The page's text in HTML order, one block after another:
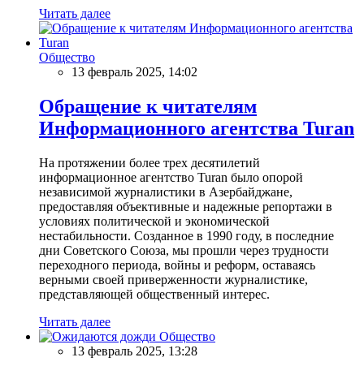
Читать далее
Общество
13 февраль 2025, 14:02
Обращение к читателям
Информационного агентства Turan
На протяжении более трех десятилетий
информационное агентство Turan было опорой
независимой журналистики в Азербайджане,
предоставляя объективные и надежные репортажи в
условиях политической и экономической
нестабильности. Созданное в 1990 году, в последние
дни Советского Союза, мы прошли через трудности
переходного периода, войны и реформ, оставаясь
верными своей приверженности журналистике,
представляющей общественный интерес.
Читать далее
Общество
13 февраль 2025, 13:28